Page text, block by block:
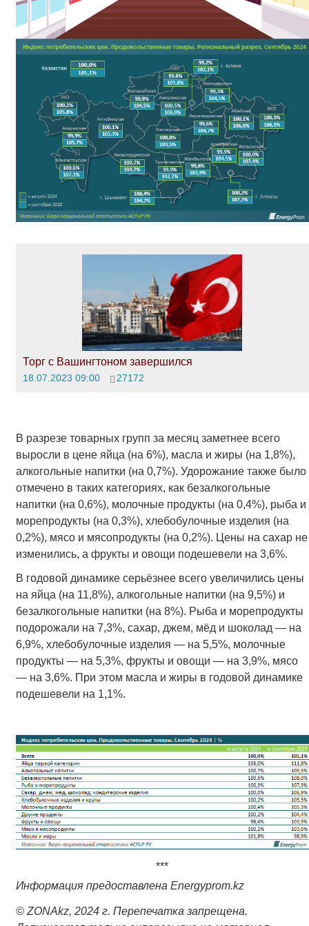
Торг с Вашингтоном завершился
18.07.2023 09:00 27172
В разрезе товарных групп за месяц заметнее всего
выросли в цене яйца (на 6%), масла и жиры (на 1,8%),
алкогольные напитки (на 0,7%). Удорожание также было
отмечено в таких категориях, как безалкогольные
напитки (на 0,6%), молочные продукты (на 0,4%), рыба и
морепродукты (на 0,3%), хлебобулочные изделия (на
0,2%), мясо и мясопродукты (на 0,2%). Цены на сахар не
изменились, а фрукты и овощи подешевели на 3,6%.
В годовой динамике серьёзнее всего увеличились цены
на яйца (на 11,8%), алкогольные напитки (на 9,5%) и
безалкогольные напитки (на 8%). Рыба и морепродукты
подорожали на 7,3%, сахар, джем, мёд и шоколад — на
6,9%, хлебобулочные изделия — на 5,5%, молочные
продукты — на 5,3%, фрукты и овощи — на 3,9%, мясо
— на 3,6%. При этом масла и жиры в годовой динамике
подешевели на 1,1%.
***
Информация предоставлена Еnergyprom.kz
© ZONAkz, 2024 г. Перепечатка запрещена.